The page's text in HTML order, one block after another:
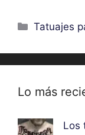
Categorías
Tatuajes
Lo más
Los